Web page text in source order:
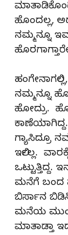
ಹೊಂದಲ್ಲ,
ನಮ್ಮನ್ನೂ
ನಮ್ಮನ್ನೂ
ಹೋದ್ರು.
ಗ್ಯಾಸಿದ್ರೂ
ಇರ್ಲಿಲ್ಲ.
ಒಟ್ಟುತ್ತಿದ್ದ.
ಮನೆಗೆ ಬಂದ
ಬಿರ್ಸಾನ
ಮನೆಯ
ಮಾತಾಡ್ತಾ